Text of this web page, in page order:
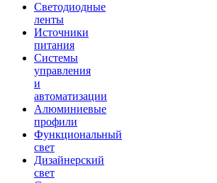
Светодиодные
ленты
Источники
питания
Системы
управления
и
автоматизации
Алюминиевые
профили
Функциональный
свет
Дизайнерский
свет